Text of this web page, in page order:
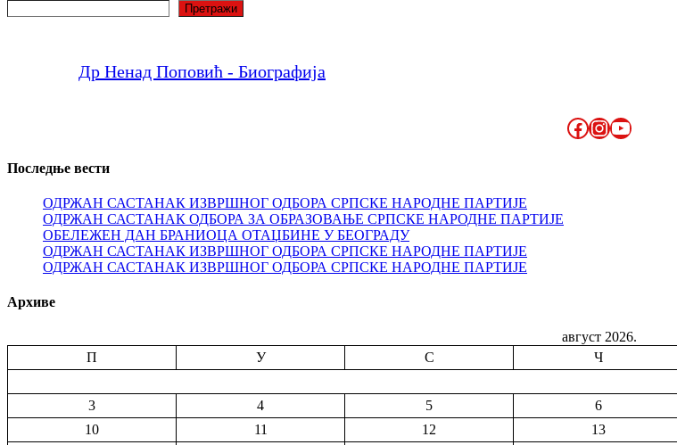
Претражи
Др Ненад Поповић - Биографија
Facebook
Instagram
YouTube
Последње вести
ОДРЖАН САСТАНАК ИЗВРШНОГ ОДБОРА СРПСКЕ НАРОДНЕ ПАРТИЈЕ
ОДРЖАН САСТАНАК ОДБОРА ЗА ОБРАЗОВАЊЕ СРПСКЕ НАРОДНЕ ПАРТИЈЕ
ОБЕЛЕЖЕН ДАН БРАНИОЦА ОТАЏБИНЕ У БЕОГРАДУ
ОДРЖАН САСТАНАК ИЗВРШНОГ ОДБОРА СРПСКЕ НАРОДНЕ ПАРТИЈЕ
ОДРЖАН САСТАНАК ИЗВРШНОГ ОДБОРА СРПСКЕ НАРОДНЕ ПАРТИЈЕ
Архиве
август 2026.
П
У С Ч
3
4 5 6
10
11 12 13